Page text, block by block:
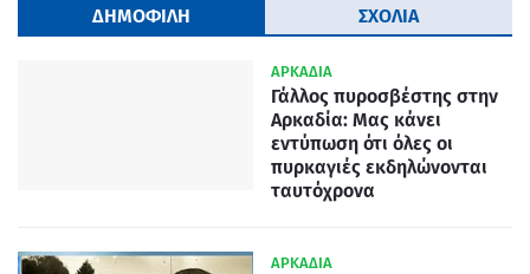
ΔΗΜΟΦΙΛΗ ΣΧΟΛΙΑ
ΑΡΚΑΔΙΑ
Γάλλος πυροσβέστης στην
Αρκαδία: Μας κάνει
εντύπωση ότι όλες οι
πυρκαγιές εκδηλώνονται
ταυτόχρονα
ΑΡΚΑΔΙΑ